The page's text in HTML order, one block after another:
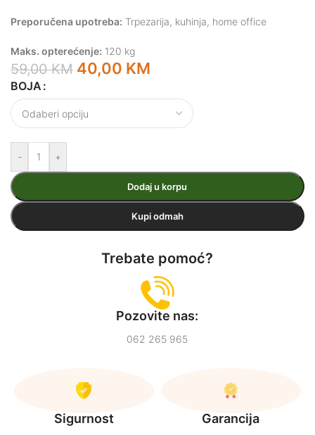
Preporučena upotreba: Trpezarija, kuhinja, home office
Maks. opterećenje: 120 kg
59,00KM 40,00 KM
BOJA
- +
Dodaj u korpu
Kupi odmah
Trebate pomoć?
Pozovite nas:
062 265 965
Sigurnost Garancija